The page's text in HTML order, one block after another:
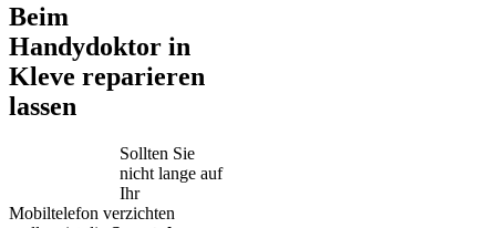
Beim
Handydoktor in
Kleve reparieren
lassen
Sollten Sie
nicht lange auf
Ihr
Mobiltelefon verzichten